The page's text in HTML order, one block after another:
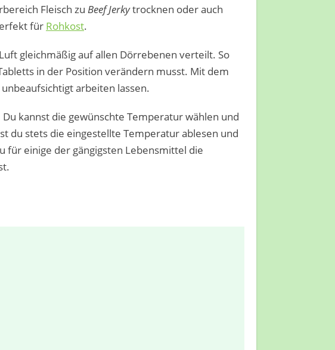
Fleisch zu Beef Jerkytrocknen oder auch
für Rohkost.
gleichmäßig auf allen Dörrebenen verteilt. So
in der Position verändern musst. Mit dem
arbeiten lassen.
kannst die gewünschte Temperatur wählen und
du stets die eingestellte Temperatur ablesen und
einige der gängigsten Lebensmittel die